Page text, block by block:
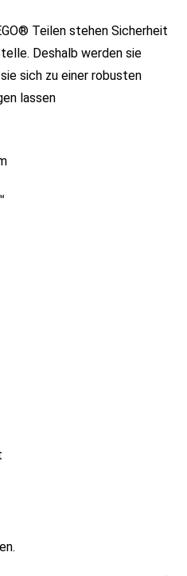
Teilen stehen Sicherheit
Deshalb werden sie
sich zu einer robusten
lassen